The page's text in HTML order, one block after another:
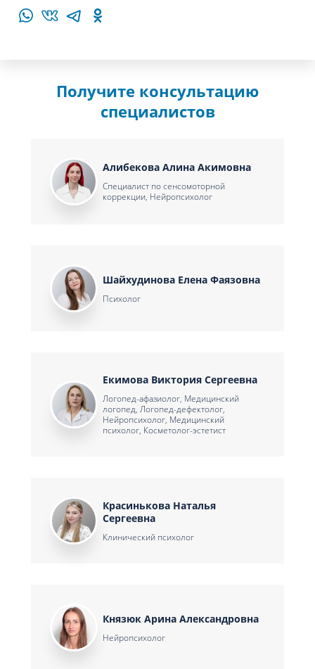
Получите консультацию
специалистов
Алибекова Алина Акимовна
Специалист по сенсомоторной
коррекции, Нейропсихолог
Шайхудинова Елена Фаязовна
Психолог
Екимова Виктория Сергеевна
Логопед-афазиолог, Медицинский
логопед, Логопед-дефектолог,
Нейропсихолог, Медицинский
психолог, Косметолог-эстетист
Красинькова Наталья
Сергеевна
Клинический психолог
Князюк Арина Александровна
Нейропсихолог